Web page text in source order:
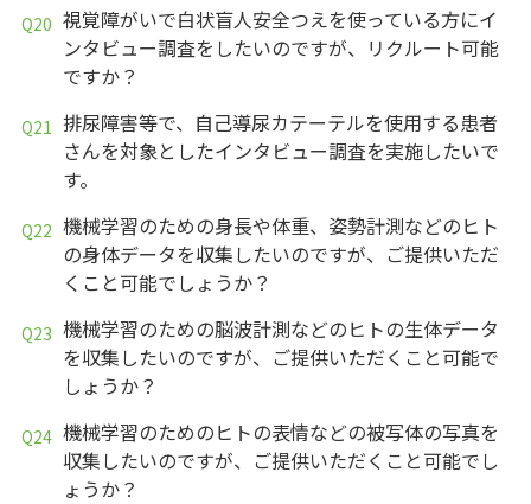
視覚障がいで白状盲人安全つえを使っている方にイ
ンタビュー調査をしたいのですが、リクルート可能
ですか？
排尿障害等で、自己導尿カテーテルを使用する患者
さんを対象としたインタビュー調査を実施したいで
す。
機械学習のための身長や体重、姿勢計測などのヒト
の身体データを収集したいのですが、ご提供いただ
くこと可能でしょうか？
機械学習のための脳波計測などのヒトの生体データ
を収集したいのですが、ご提供いただくこと可能で
しょうか？
機械学習のためのヒトの表情などの被写体の写真を
収集したいのですが、ご提供いただくこと可能でし
ょうか？